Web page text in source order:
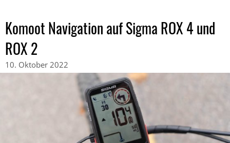
Komoot Navigation auf Sigma ROX 4 und
ROX 2
10. Oktober 2022